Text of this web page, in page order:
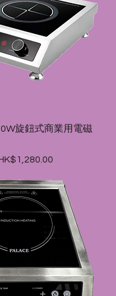
旋鈕式商業用電磁
銷價格